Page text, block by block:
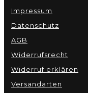
Impressum
Datenschutz
AGB
Widerrufsrecht
Widerruf erklären
Versandarten